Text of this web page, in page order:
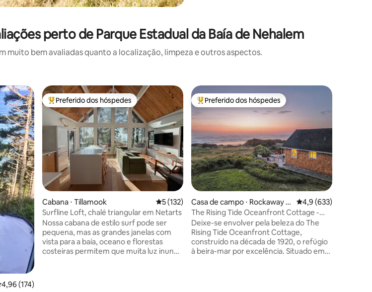
perto de Parque Estadual da Baía de Nehalem
muito bem avaliadas quanto a localização, limpeza e outros aspectos.
hóspedes
de uma avaliação média de 5, 174 avaliações
4,96 (174)
Entre os melhores preferidos dos hóspedes
Preferido dos hóspedes
Cabana ⋅ Tillamook 5 de uma avaliação média de 5, 132 avaliações
5 (132)
Surfline Loft, chalé triangular em Netarts
Nossa cabana de estilo surf pode ser
pequena, mas as grandes janelas com
vista para a baía, oceano e florestas
costeiras permitem que muita luz inunde
Entre os melhores preferidos dos hóspedes
Preferido dos hóspedes
Casa de campo ⋅ Rockaway B
each
4,9 de uma avaliação
4,9 (633)
The Rising Tide Oceanfront Cottage -
Aceita cães!
Deixe-se envolver pela beleza do The
Rising Tide Oceanfront Cottage,
construído na década de 1920, o refúgio
à beira-mar por excelência. Situado em